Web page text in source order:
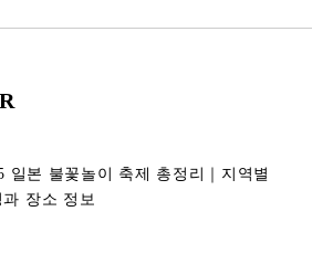
일본 불꽃놀이 축제 총정리｜지역별
과 장소 정보